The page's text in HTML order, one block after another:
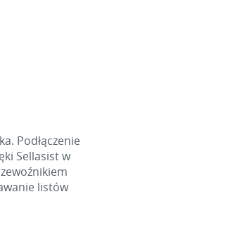
Podłączenie
Sellasist w
listów